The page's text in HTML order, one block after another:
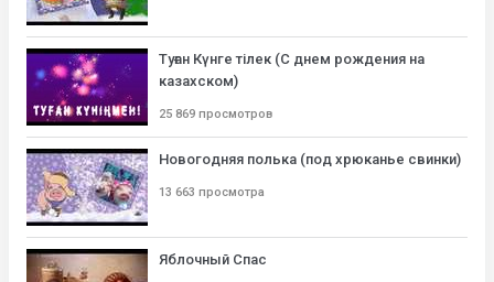
Туған Күнге тілек (С днем рождения на
казахском)
25 869 просмотров
Новогодняя полька (под хрюканье свинки)
13 663 просмотра
Яблочный Спас